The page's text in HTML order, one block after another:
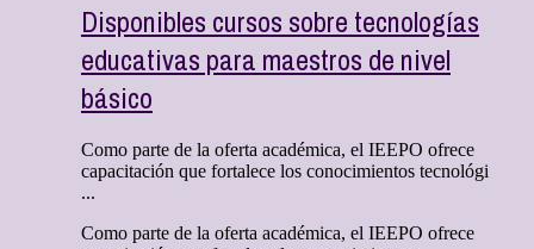
Disponibles cursos sobre tecnologías
educativas para maestros de nivel
básico
Como parte de la oferta académica, el IEEPO ofrece
capacitación que fortalece los conocimientos tecnológi
...
Como parte de la oferta académica, el IEEPO ofrece